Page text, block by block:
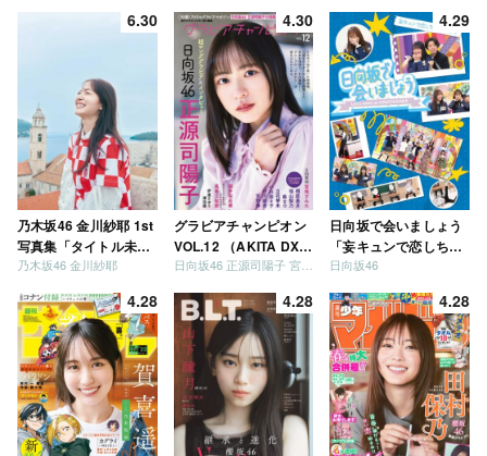
6.30
乃木坂46 金川紗耶 1st
写真集「タイトル未
定」
乃木坂46 金川紗耶
4.30
グラビアチャンピオン
VOL.12 （AKITA DXシ
リーズ）
日向坂46 正源司陽子 宮地すみれ
4.29
日向坂で会いましょう
「妄キュンで恋しちゃ
いましょう」「どっち
う」「ご褒美でロケし
ましょう」「フレンド
リーになりましょう」
「笑って卒業を祝いま
しょう」 [Blu-ray]
日向坂46
4.28 4.28 4.28